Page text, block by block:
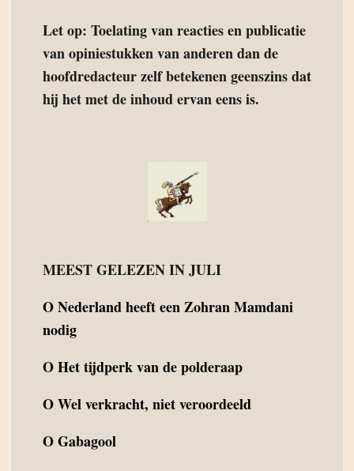
Let op: Toelating van reacties en publicatie
van opiniestukken van anderen dan de
hoofdredacteur zelf betekenen geenszins dat
hij het met de inhoud ervan eens is.
MEEST GELEZEN IN JULI
ONederland heeft een Zohran Mamdani
nodig
OHet tijdperk van de polderaap
OWel verkracht, niet veroordeeld
OGabagool